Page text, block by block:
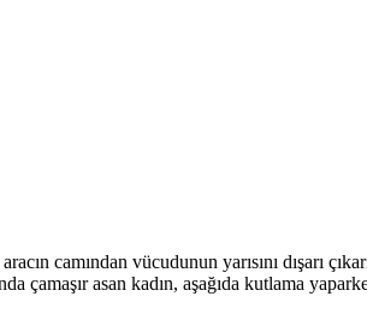
camından vücudunun yarısını dışarı
çamaşır asan kadın, aşağıda kutlama